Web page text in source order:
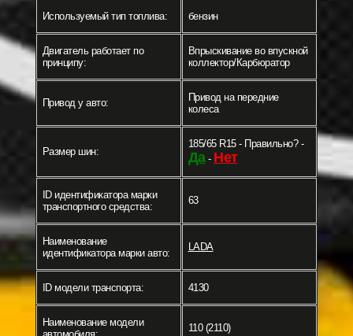
Используемый тип топлива: бензин
Двигатель работает по
принципу:
Впрыскивание во впускной
коллектор/Карбюратор
Привод у авто:
Привод на передние
колеса
Размер шин:
185/65 R15 - Правильно? -
Да- Нет
ID идентификатора марки
транспортного средства:
63
Наименование
идентификатора марки авто:
LADA
ID модели транспорта: 4130
Наименование модели
110 (2110)